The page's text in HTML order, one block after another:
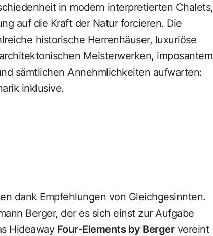
in modern interpretierten Chalets,
auf die Kraft der Natur forcieren. Die
historische Herrenhäuser, luxuriöse
Meisterwerken, imposantem
sämtlichen Annehmlichkeiten aufwarten:
inklusive.
dank Empfehlungen von Gleichgesinnten.
Berger, der es sich einst zur Aufgabe
Hideaway Four-Elements by Bergervereint